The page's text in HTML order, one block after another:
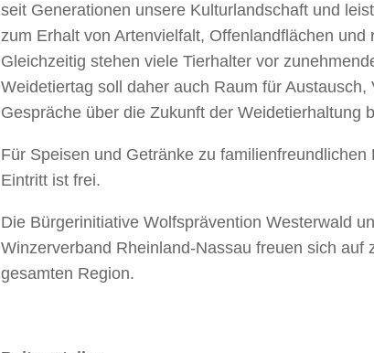
seit Generationen unsere Kulturlandschaft und
zum Erhalt von Artenvielfalt, Offenlandflächen und
Gleichzeitig stehen viele Tierhalter vor
Weidetiertag soll daher auch Raum für Austausch,
Gespräche über die Zukunft der Weidetierhaltung
Für Speisen und Getränke zu
Eintritt ist frei.
Die Bürgerinitiative Wolfsprävention Westerwald
Winzerverband Rheinland-Nassau freuen sich auf
gesamten Region.